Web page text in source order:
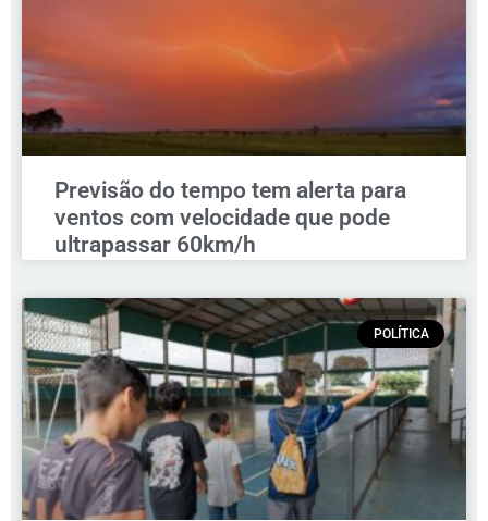
Previsão do tempo tem alerta para
ventos com velocidade que pode
ultrapassar 60km/h
POLÍTICA